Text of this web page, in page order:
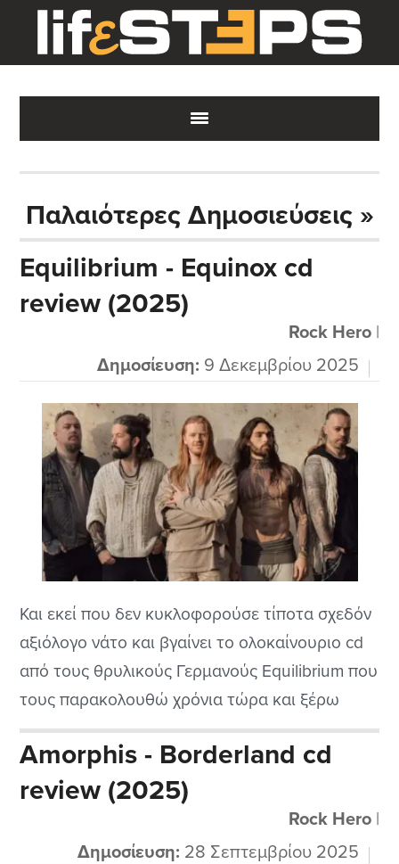
main
content
primary
sidebar
footer
Παλαιότερες Δημοσιεύσεις »
Equilibrium - Equinox cd
review (2025)
Rock Hero|
Δημοσίευση: 9 Δεκεμβρίου 2025
Και εκεί που δεν κυκλοφορούσε τίποτα σχεδόν
αξιόλογο νάτο και βγαίνει το ολοκαίνουριο cd
από τους θρυλικούς Γερμανούς Equilibrium που
τους παρακολουθώ χρόνια τώρα και ξέρω
πολύ καλά την πορεία τους στην μουσική
σκηνή. Βέβαια σε αυτό τους το δημιούργημα
και μετά από κάποιες αλλαγές στην σύνθεση
της μπάντας θέλουν να δείξουν και άλλα
στοιχεία...
Amorphis - Borderland cd
review (2025)
Rock Hero|
Δημοσίευση: 28 Σεπτεμβρίου 2025